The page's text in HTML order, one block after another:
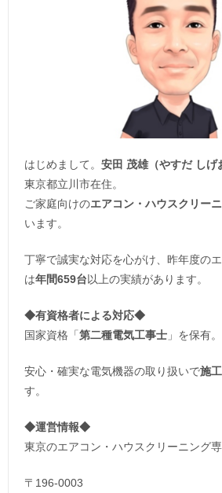
はじめまして。 安田 茂雄（やすだ しげ
東京都立川市在住。
ご家庭向けのエアコン・ハウスクリー
います。
丁寧で誠実な対応を心がけ、昨年度の
は年間659台以上の実績があります。
◆有資格者による対応◆
国家資格「第二種電気工事士 」を保有。
安心・確実な電気機器の取り扱いで施
す。
◆運営情報◆
東京のエアコン・ハウスクリーニング専
〒196-0003